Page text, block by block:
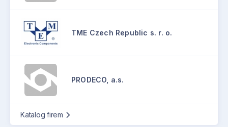
TME Czech Republic s. r. o.
PRODECO, a.s.
Katalog firem